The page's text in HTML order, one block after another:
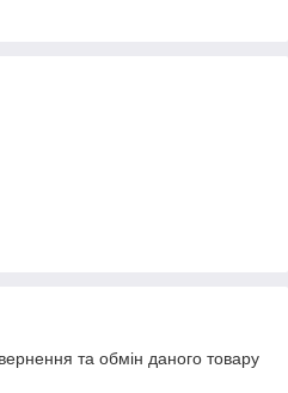
та обмін даного товару